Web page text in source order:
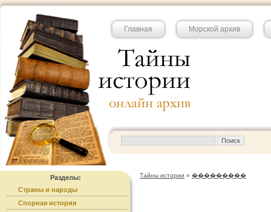
Главная Морской архив
Разделы:
Страны и народы
Спорная история
Тайны истории » ���������